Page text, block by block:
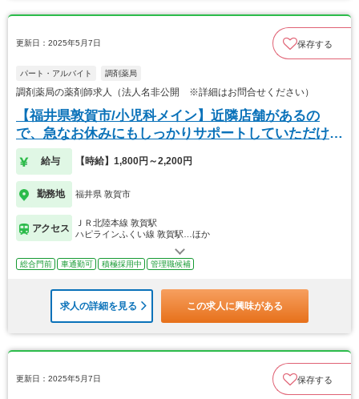
更新日：2025年5月7日 保存する
パート・アルバイト 調剤薬局
調剤薬局の薬剤師求人（法人名非公開 ※詳細はお問合せください）
【福井県敦賀市/小児科メイン】近隣店舗があるの
で、急なお休みにもしっかりサポートしていただけま
す。
給与 【時給】1,800円～2,200円
勤務地 福井県 敦賀市
アクセス
ＪＲ北陸本線 敦賀駅
ハピラインふくい線 敦賀駅…ほか
総合門前 車通勤可 積極採用中 管理職候補
求人の詳細を見る この求人に興味がある
更新日：2025年5月7日 保存する